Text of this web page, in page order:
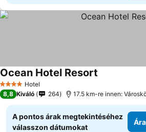
4 KategóriaHotel
Ocean Hotel Resort
8,8 Kiváló 264 17.5 km-re innen:
A pontos árak megtekintéséhez
válasszon dátumokat